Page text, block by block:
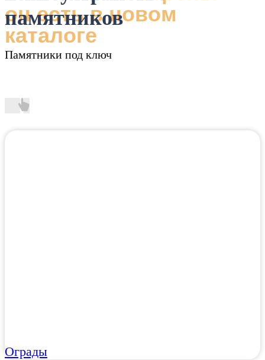
он есть в новом
каталоге
памятников
Памятники под ключ
Ограды